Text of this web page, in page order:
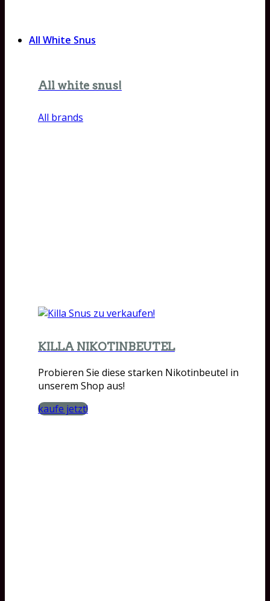
All White Snus
All white snus!
All brands
KILLA NIKOTINBEUTEL
Probieren Sie diese starken Nikotinbeutel in
unserem Shop aus!
kaufe jetzt!